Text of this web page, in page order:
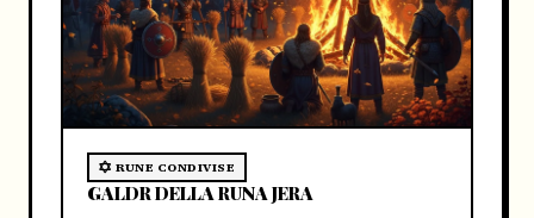
RUNE CONDIVISE
GALDR DELLA RUNA JERA